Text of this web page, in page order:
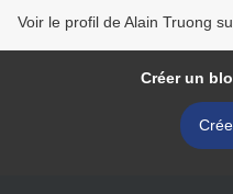
Voir le profil de Alain Truong
Créer un